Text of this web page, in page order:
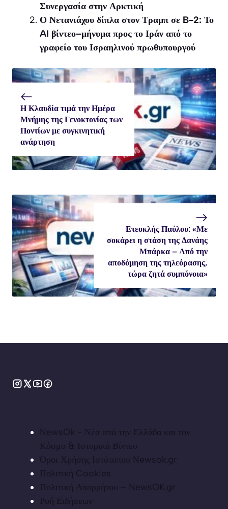
Συνεργασία στην Αρκτική
Ο Νετανιάχου δίπλα στον Τραμπ σε B-2: Το
AI βίντεο–μήνυμα προς το Ιράν από το
γραφείο του Ισραηλινού πρωθυπουργού
Η Κλαυδία τιμά την Ημέρα
Μνήμης της Γενοκτονίας των
Ποντίων με συγκινητική
ανάρτηση
Ετεοκλής Παύλου: «Με
σοκάρει η στάση της Δανάης
Μπάρκα – Από την
αποδόμηση της τηλεόρασης,
τώρα ζητά συμπόνοια»
NewsOk - Νέα από την Ελλάδα και τον
Κόσμο & Ιστορικά Βίντεο
Όροι Χρήσης Ιστότοπου Newsok.gr
Πολιτική Cookies
Πολιτική Απορρήτου – NewsOK.gr
Ροή Ειδήσεων